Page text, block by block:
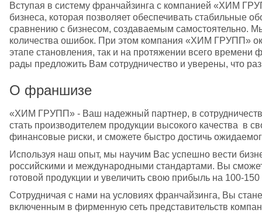
Вступая в систему франчайзинга с компанией «ХИМ
бизнеса, которая позволяет обеспечивать стабильные
сравнению с бизнесом, создаваемым самостоятельно.
количества ошибок. При этом компания «ХИМ ГРУПП»
этапе становления, так и на протяжении всего
рады предложить Вам сотрудничество и уверены, что
О франшизе
«ХИМ ГРУПП» - Ваш надежный партнер, в
стать производителем продукции высокого качества  в
финансовые риски, и сможете быстро достичь
Используя наш опыт, мы научим Вас успешно вести
российскими и международными стандартами. Вы
готовой продукции и увеличить свою прибыль на 100-
Сотрудничая с нами на условиях франчайзинга, Вы
включенным в фирменную сеть представительств